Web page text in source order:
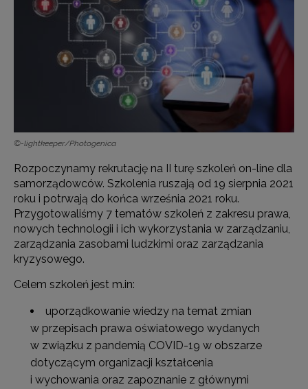
©-lightkeeper/Photogenica
Rozpoczynamy rekrutację na II turę szkoleń on-line dla
samorządowców. Szkolenia ruszają od 19 sierpnia 2021
roku i potrwają do końca września 2021 roku.
Przygotowaliśmy 7 tematów szkoleń z zakresu prawa,
nowych technologii i ich wykorzystania w zarządzaniu,
zarządzania zasobami ludzkimi oraz zarządzania
kryzysowego.
Celem szkoleń jest m.in:
uporządkowanie wiedzy na temat zmian
w przepisach prawa oświatowego wydanych
w związku z pandemią COVID-19 w obszarze
dotyczącym organizacji kształcenia
i wychowania oraz zapoznanie z głównymi